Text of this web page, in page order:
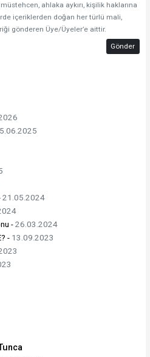
ahlaka aykırı, kişilik haklarına
içeriklerden doğan her türlü mali,
gönderen Üye/Üyeler’e aittir.
Gönder
21.05.2024
-26.03.2024
- 13.09.2023